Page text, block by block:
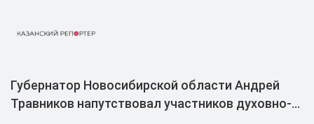
Губернатор Новосибирской области Андрей
Травников напутствовал участников духовно-